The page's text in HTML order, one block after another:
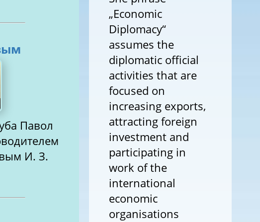
Павол
И. З.
„Economic
Diplomacy“
assumes the
diplomatic official
activities that are
focused on
increasing exports,
attracting foreign
investment and
participating in
work of the
international
economic
organisations